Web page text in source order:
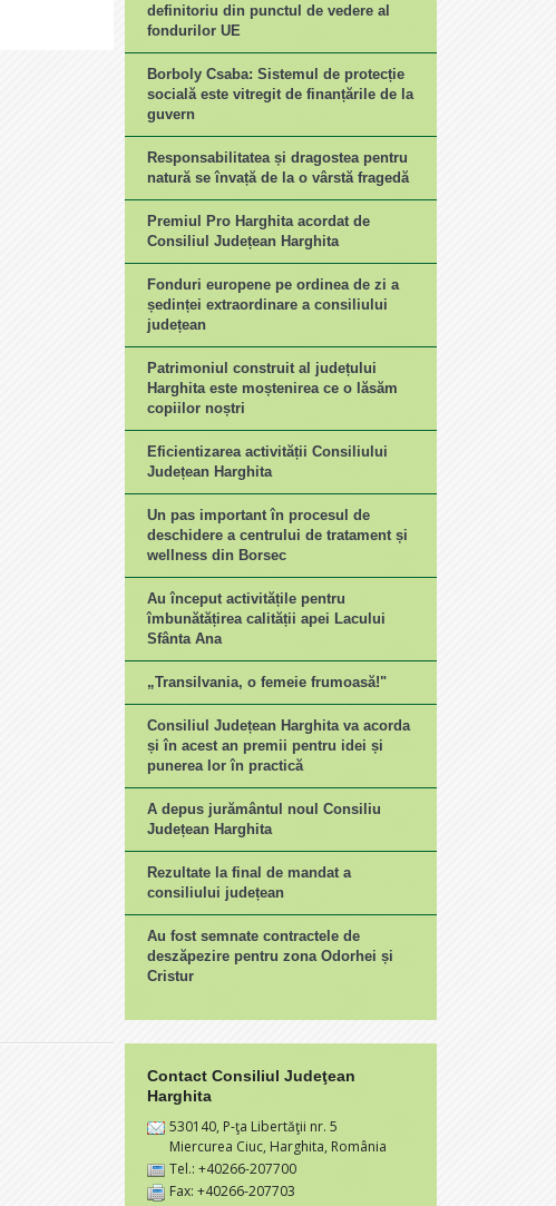
definitoriu din punctul de vedere al
fondurilor UE
Borboly Csaba: Sistemul de protecție
socială este vitregit de finanțările de la
guvern
Responsabilitatea și dragostea pentru
natură se învață de la o vârstă fragedă
Premiul Pro Harghita acordat de
Consiliul Județean Harghita
Fonduri europene pe ordinea de zi a
ședinței extraordinare a consiliului
județean
Patrimoniul construit al județului
Harghita este moștenirea ce o lăsăm
copiilor noștri
Eficientizarea activității Consiliului
Județean Harghita
Un pas important în procesul de
deschidere a centrului de tratament și
wellness din Borsec
Au început activitățile pentru
îmbunătățirea calității apei Lacului
Sfânta Ana
„Transilvania, o femeie frumoasă!"
Consiliul Județean Harghita va acorda
și în acest an premii pentru idei și
punerea lor în practică
A depus jurământul noul Consiliu
Județean Harghita
Rezultate la final de mandat a
consiliului județean
Au fost semnate contractele de
deszăpezire pentru zona Odorhei și
Cristur
Contact Consiliul Judeţean
Harghita
530140, P-ţa Libertăţii nr. 5
Miercurea Ciuc, Harghita, România
Tel.: +40266-207700
Fax: +40266-207703